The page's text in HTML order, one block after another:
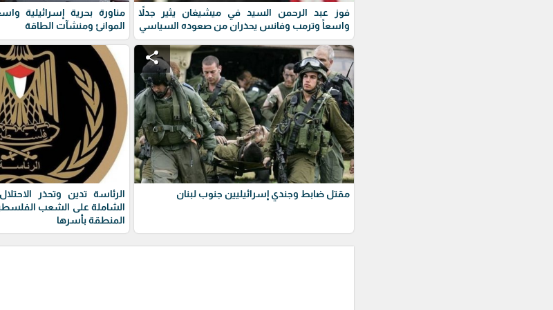
فوز عبد الرحمن السيد في ميشيغان يثير جدلاً
واسعاً وترمب وفانس يحذران من صعوده السياسي
مناورة بحرية إسرائيلية
الموانئ ومنشآت الطاقة
share
مقتل ضابط وجندي إسرائيليين جنوب لبنان
الرئاسة تدين وتحذر
الشاملة على الشعب
المنطقة بأسرها